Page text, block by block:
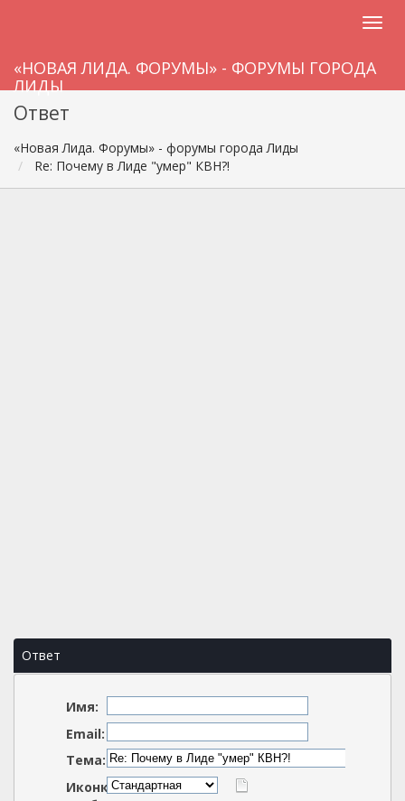
«НОВАЯ ЛИДА. ФОРУМЫ» - ФОРУМЫ ГОРОДА
ЛИДЫ
Ответ
«Новая Лида. Форумы» - форумы города Лиды
Re: Почему в Лиде "умер" КВН?!
Ответ
Имя:
Email:
Тема:
Иконка